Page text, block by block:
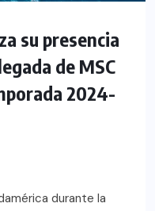
su presencia
de MSC
2024-
durante la